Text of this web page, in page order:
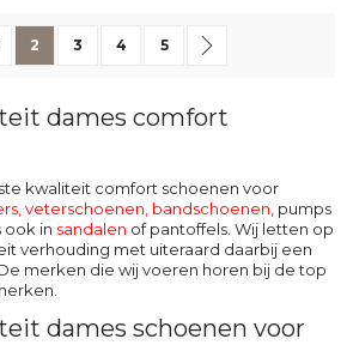
U lees momenteel pagina
2 Pagina
3 Pagina
4 Pagina
5
dames comfort
kwaliteit comfort schoenen voor
veterschoenen, bandschoenen, pumps
ook in sandalen of pantoffels. Wij letten op
verhouding met uiteraard daarbij een
merken die wij voeren horen bij de top
dames schoenen voor